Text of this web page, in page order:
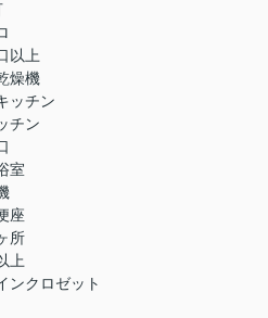
以上
燥機
ッチン
チン
室
座
所
上
ンクロゼット